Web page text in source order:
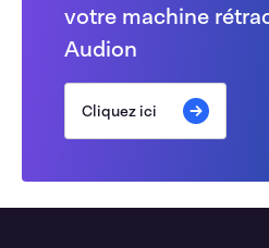
votre machine
Audion
Cliquez ici